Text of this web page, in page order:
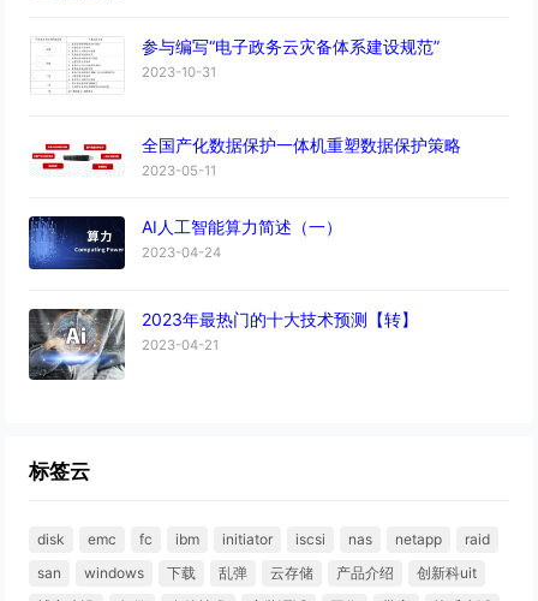
参与编写“电子政务云灾备体系建设规范”
2023-10-31
全国产化数据保护一体机重塑数据保护策略
2023-05-11
AI人工智能算力简述（一）
2023-04-24
2023年最热门的十大技术预测【转】
2023-04-21
标签云
disk emc fc ibm initiator iscsi nas netapp
raid
san
windows 下载 乱弹 云存储 产品介绍
创新科uit